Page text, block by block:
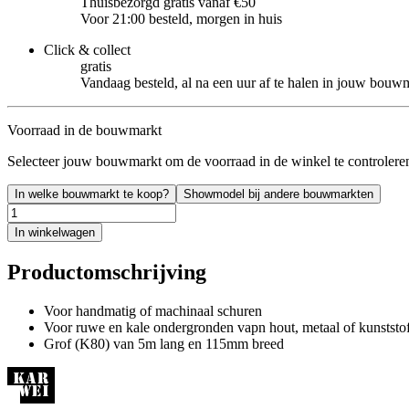
Voor 21:00 besteld, morgen in huis
Click & collect
gratis
Vandaag besteld, al na een uur af te halen in jouw
Voorraad in de bouwmarkt
Selecteer jouw bouwmarkt om de voorraad in de winkel te
In welke bouwmarkt te koop? Showmodel bij andere bouwmarkten
In winkelwagen
Productomschrijving
Voor handmatig of machinaal schuren
Voor ruwe en kale ondergronden vapn hout, metaal of
Grof (K80) van 5m lang en 115mm breed